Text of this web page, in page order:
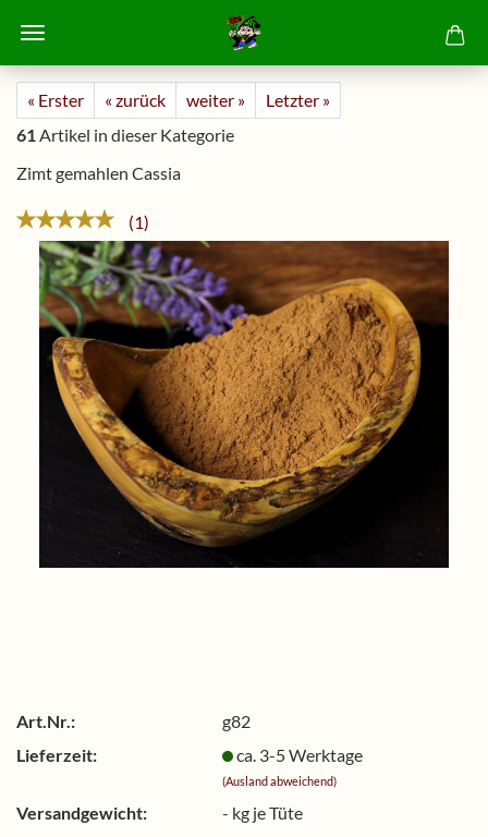
« Erster « zurück weiter »
Letzter »
61Artikel in dieser Kategorie
Zimt gemahlen Cassia
1
Art.Nr.:
g82
Lieferzeit:
ca. 3-5 Werktage
(Ausland abweichend)
Versandgewicht: - kg je Tüte